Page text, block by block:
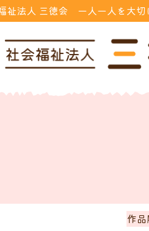
祉法人 三徳会 一人一人を大切
作